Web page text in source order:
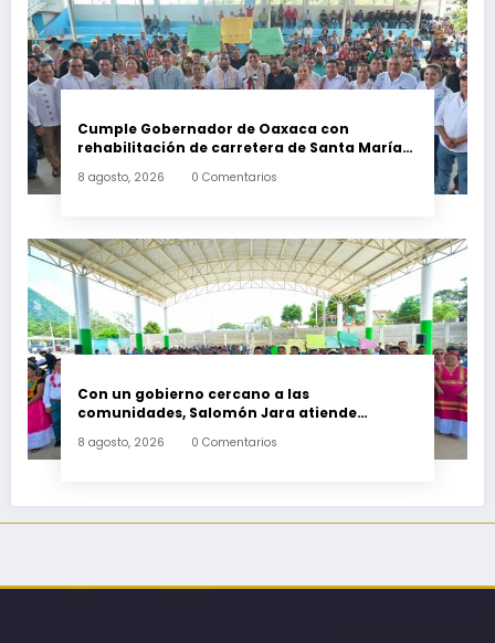
Cumple Gobernador de Oaxaca con
rehabilitación de carretera de Santa María
8 agosto, 2026 0 Comentarios
Con un gobierno cercano a las
comunidades, Salomón Jara atiende
Tenango
8 agosto, 2026 0 Comentarios